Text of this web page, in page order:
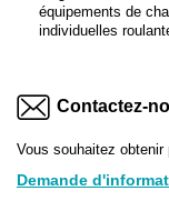
équipements de
individuelles
Contactez-
Vous souhaitez
Demande